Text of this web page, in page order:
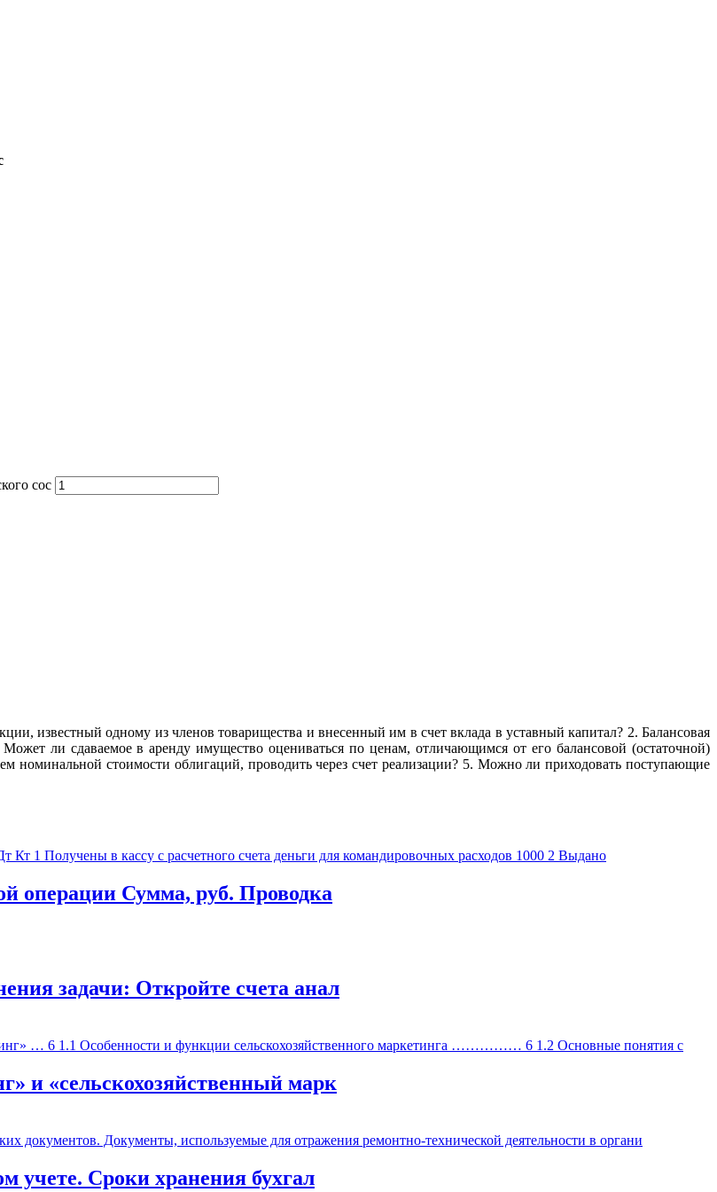
сос
известный одному из членов товарищества и внесенный им в счет вклада в уставный капитал? 2. Балансовая
ли сдаваемое в аренду имущество оцениваться по ценам, отличающимся от его балансовой (остаточной)
номинальной стоимости облигаций, проводить через счет реализации? 5. Можно ли приходовать поступающие
операции Сумма, руб. Проводка
задачи: Откройте счета анал
и «сельскохозяйственный марк
учете. Сроки хранения бухгал